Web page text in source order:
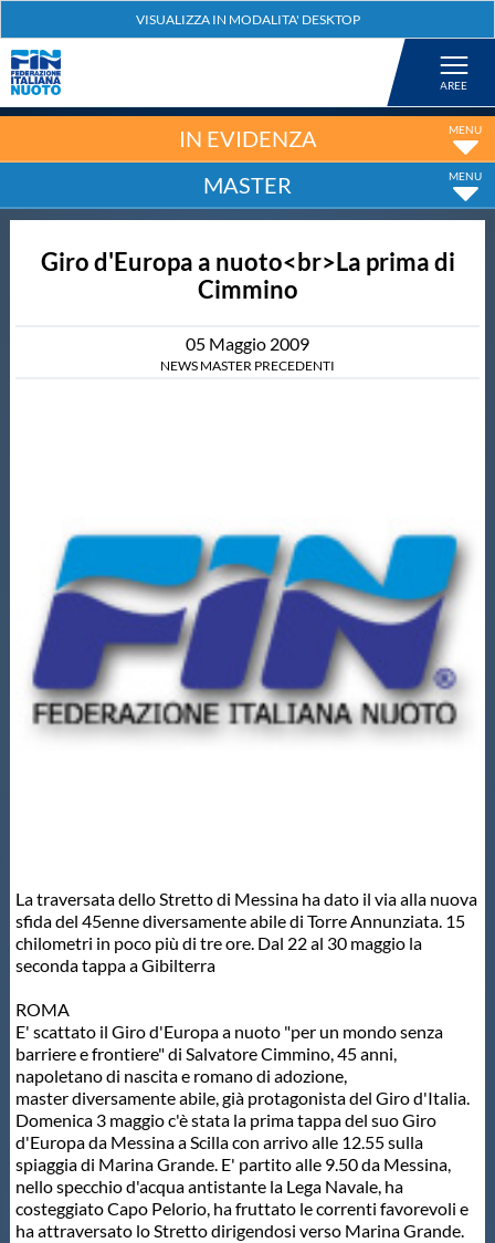
Nuoto
Tuffi
Master
Formazione
GUG
Scuole Nuoto
Area Legislativa
Protezione Civile
Qualità
Sostenibilità
Privacy
IN EVIDENZA
MASTER
Giro d'Europa a nuoto<br>La prima di
Cimmino
05 Maggio 2009
NEWS MASTER PRECEDENTI
La traversata dello Stretto di Messina ha dato il via alla nuova
sfida del 45enne diversamente abile di Torre Annunziata. 15
chilometri in poco più di tre ore. Dal 22 al 30 maggio la
seconda tappa a Gibilterra
ROMA
E' scattato il Giro d'Europa a nuoto "per un mondo senza
barriere e frontiere" di Salvatore Cimmino, 45 anni,
napoletano di nascita e romano di adozione,
master diversamente abile, già protagonista del Giro d'Italia.
Domenica 3 maggio c'è stata la prima tappa del suo Giro
d'Europa da Messina a Scilla con arrivo alle 12.55 sulla
spiaggia di Marina Grande. E' partito alle 9.50 da Messina,
nello specchio d'acqua antistante la Lega Navale, ha
costeggiato Capo Pelorio, ha fruttato le correnti favorevoli e
ha attraversato lo Stretto dirigendosi verso Marina Grande.